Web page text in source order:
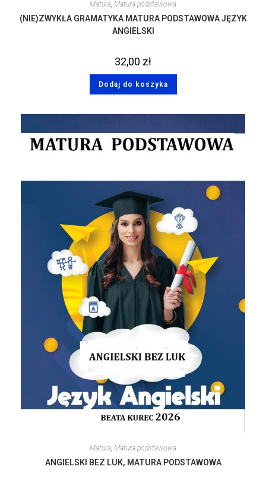
Matura, Matura podstawowa
(NIE)ZWYKŁA GRAMATYKA MATURA PODSTAWOWA JĘZYK
ANGIELSKI
32,00 zł
Dodaj do koszyka
Matura, Matura podstawowa
ANGIELSKI BEZ LUK, MATURA PODSTAWOWA